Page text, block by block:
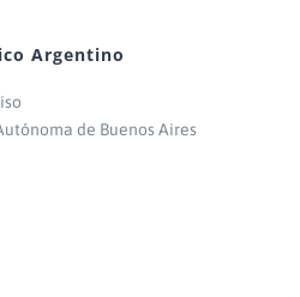
Argentino
de Buenos Aires